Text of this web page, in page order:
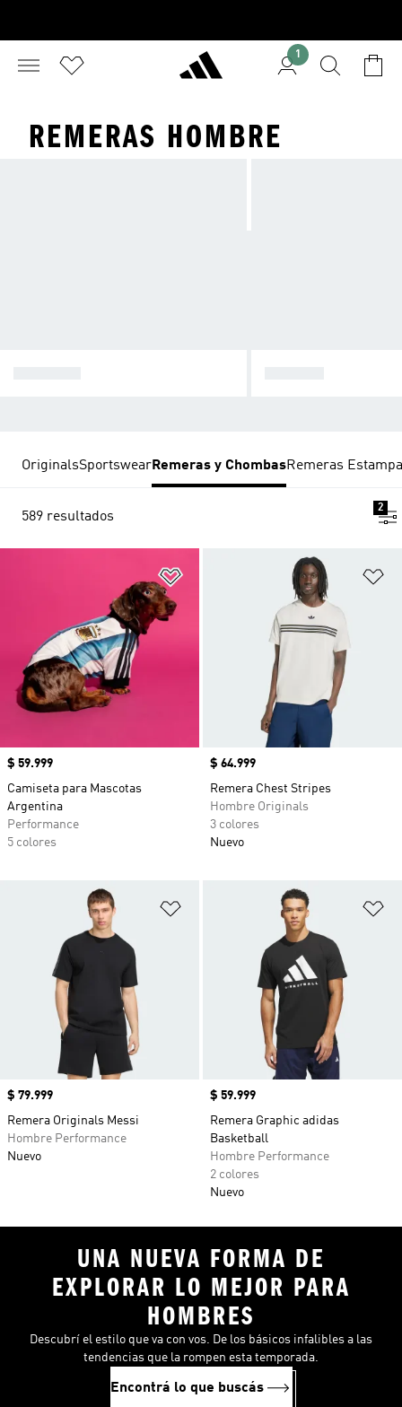
1
REMERAS HOMBRE
OriginalsSportswearRemeras y ChombasRemeras
589 resultados
2
Añadir a la lista de deseos
Precio
$ 59.999
Camiseta para Mascotas
Argentina
Performance
5 colores
Precio
$ 64.999
Remera Chest Stripes
Hombre Originals
3 colores
Nuevo
Añadir a la lista de deseos
Precio
$ 79.999
Remera Originals Messi
Hombre Performance
Nuevo
Precio
$ 59.999
Remera Graphic adidas
Basketball
Hombre Performance
2 colores
Nuevo
UNA NUEVA FORMA DE
EXPLORAR LO MEJOR PARA
HOMBRES
Descubrí el estilo que va con vos. De los básicos infalibles a las
tendencias que la rompen esta temporada.
Encontrá lo que buscás